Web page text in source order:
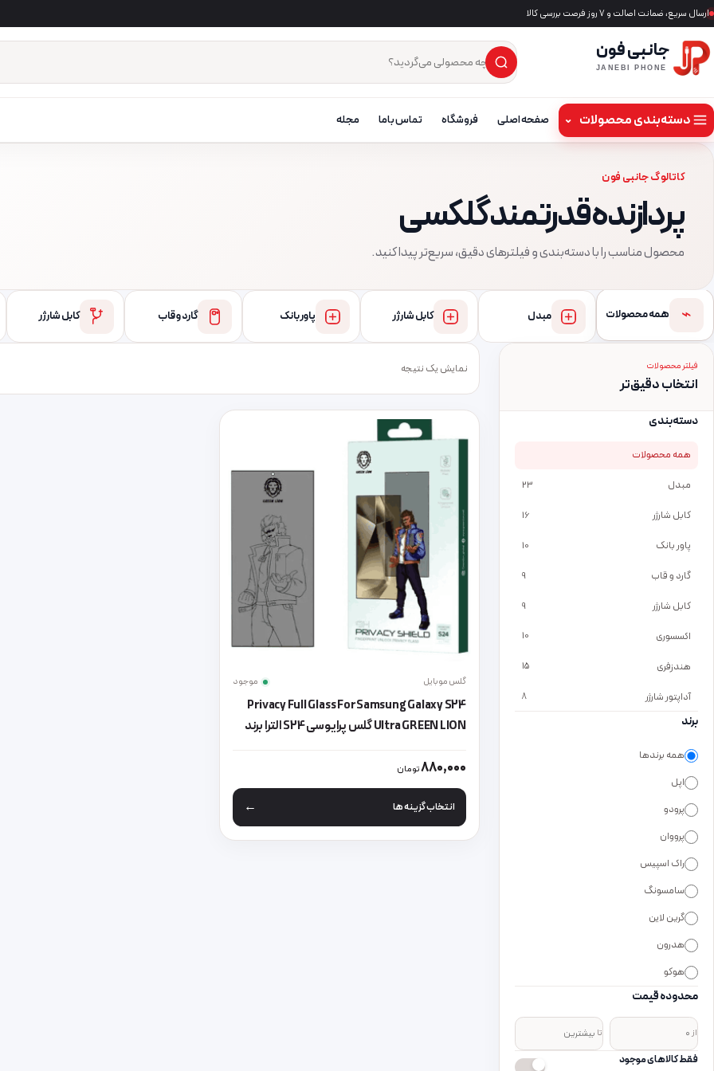
ارسال سریع، ضمانت اصالت و ۷ روز فرصت بررسی کالا
جانبی فون
JANEBI PHONE جست‌وجوی محصول
×
دسته‌بندی محصولات ⌄ صفحه اصلی فروشگاه تماس باما مجله
کاتالوگ جانبی فون
پردازنده قدرتمند گلکسی
محصول مناسب را با دسته‌بندی و فیلترهای دقیق، سریع‌تر پیدا کنید.
⌁ همه محصولات مبدل کابل شارژر پاور بانک گارد و قاب کابل شارژر
فیلتر محصولات
انتخاب دقیق‌تر
دسته‌بندی
همه محصولات
مبدل 23
کابل شارژر 16
پاور بانک 10
گارد و قاب 9
کابل شارژر 9
اکسسوری 10
هندزفری 15
آداپتور شارژر 8
برند
همه برندها
اپل
پرودو
پرووان
راک اسپیس
سامسونگ
گرین لاین
هدرون
هوکو
محدوده قیمت
از تا
فقط کالاهای موجود
نمایش یک نتیجه
گلس موبایل موجود
Privacy Full Glass For Samsung Galaxy S24
Ultra GREEN LION گلس پرایوسی S24 الترا برند
880,000تومان
انتخاب گزینه ها
این محصول دارای انواع مختلفی می باشد. گزینه ها ممکن است در صفحه محصول انتخاب شوند